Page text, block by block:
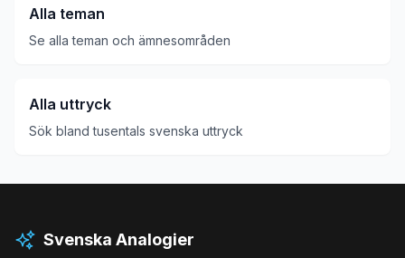
Alla teman
Se alla teman och ämnesområden
Alla uttryck
Sök bland tusentals svenska uttryck
Svenska Analogier